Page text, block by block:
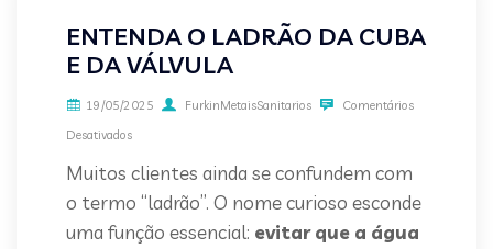
ENTENDA O LADRÃO DA CUBA
E DA VÁLVULA
19/05/2025 FurkinMetaisSanitarios
Comentários
Desativados
Muitos clientes ainda se confundem com
o termo “ladrão”. O nome curioso esconde
uma função essencial: evitar que a água